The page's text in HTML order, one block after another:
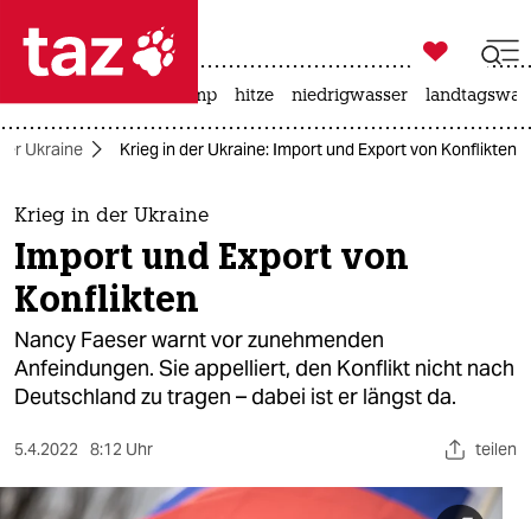
 taz zahl ich
taz zahl ich
themen
politik
öko
gesellschaft
sport

taz zahl ich
usa unter trump hitze niedrigwasser
Ukraine Krieg in der Ukraine: Import und Export von Konflikten
Krieg in der Ukraine
Import und Export von
Konflikten
Nancy Faeser warnt vor zunehmenden
Anfeindungen. Sie appelliert, den Konflikt nicht nach
Deutschland zu tragen – dabei ist er längst da.
5.4.2022 8:12 Uhr teilen